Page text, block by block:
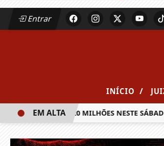
Entrar
INÍCIO /
PRÊMIO DE R$ 20 MILHÕES NESTE SÁBADO
EM ALTA